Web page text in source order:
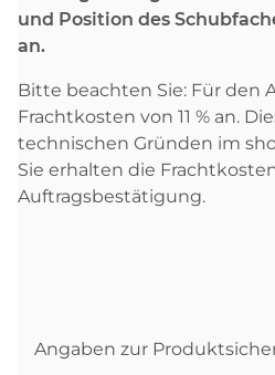
und Position des
an.
Bitte beachten Sie: Für den
Frachtkosten von 11 % an.
technischen Gründen im
Sie erhalten die
Auftragsbestätigung.
Angaben zur